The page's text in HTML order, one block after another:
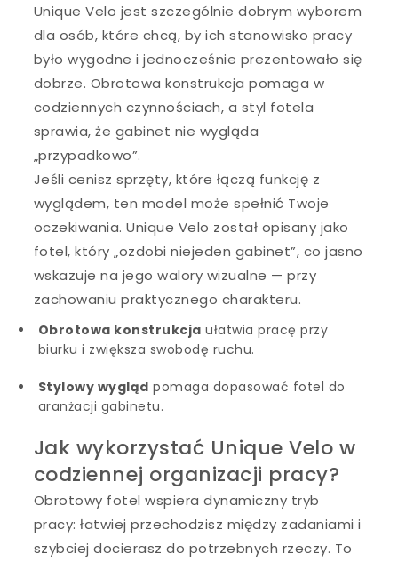
Unique Velo jest szczególnie dobrym wyborem
dla osób, które chcą, by ich stanowisko pracy
było wygodne i jednocześnie prezentowało się
dobrze. Obrotowa konstrukcja pomaga w
codziennych czynnościach, a styl fotela
sprawia, że gabinet nie wygląda
„przypadkowo”.
Jeśli cenisz sprzęty, które łączą funkcję z
wyglądem, ten model może spełnić Twoje
oczekiwania. Unique Velo został opisany jako
fotel, który „ozdobi niejeden gabinet”, co jasno
wskazuje na jego walory wizualne — przy
zachowaniu praktycznego charakteru.
Obrotowa konstrukcja ułatwia pracę przy
biurku i zwiększa swobodę ruchu.
Stylowy wygląd pomaga dopasować fotel do
aranżacji gabinetu.
Jak wykorzystać Unique Velo w
codziennej organizacji pracy?
Obrotowy fotel wspiera dynamiczny tryb
pracy: łatwiej przechodzisz między zadaniami i
szybciej docierasz do potrzebnych rzeczy. To